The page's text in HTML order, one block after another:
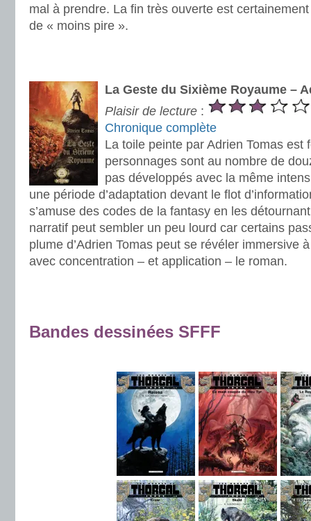
mal à prendre. La fin très ouverte est
de « moins pire ».
La Geste du Sixième Royaume –
Plaisir de lecture :
Chronique complète
La toile peinte par Adrien Tomas est
personnages sont au nombre de
pas développés avec la même
une période d’adaptation devant le flot
s’amuse des codes de la fantasy en les
narratif peut sembler un peu lourd car certains
plume d’Adrien Tomas peut se révéler immersive
avec concentration – et application – le roman.
Bandes dessinées SFFF